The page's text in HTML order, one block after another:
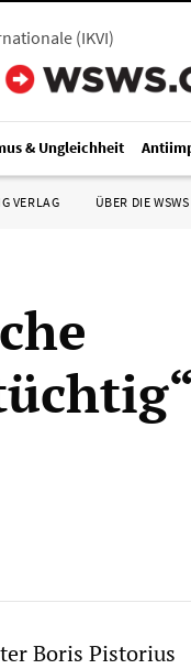
(IKVI)
& Ungleichheit
VERLAG ÜBER DIE WSWS
Boris Pistorius